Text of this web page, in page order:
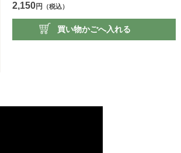
2,150円 （税込）
買い物かごへ入れる